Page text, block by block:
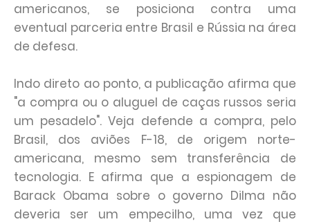
americanos, se posiciona contra uma
eventual parceria entre Brasil e Rússia na área
de defesa.
Indo direto ao ponto, a publicação afirma que
"a compra ou o aluguel de caças russos seria
um pesadelo". Veja defende a compra, pelo
Brasil, dos aviões F-18, de origem norte-
americana, mesmo sem transferência de
tecnologia. E afirma que a espionagem de
Barack Obama sobre o governo Dilma não
deveria ser um empecilho, uma vez que